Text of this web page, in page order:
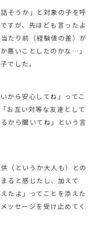
そうか」と対象の子を呼
すが、先ほども言ったよ
たり前（経験値の差）が
悪いことしたのかな…」
でした。
から安心してね」ってこ
お互い対等な友達として
から聞いてね」という言
（というか大人も）との
ると感じたし、加えて
たよ」ってことを添えた
ッセージを受け止めてく